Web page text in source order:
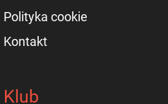
Polityka cookie
Kontakt
Klub